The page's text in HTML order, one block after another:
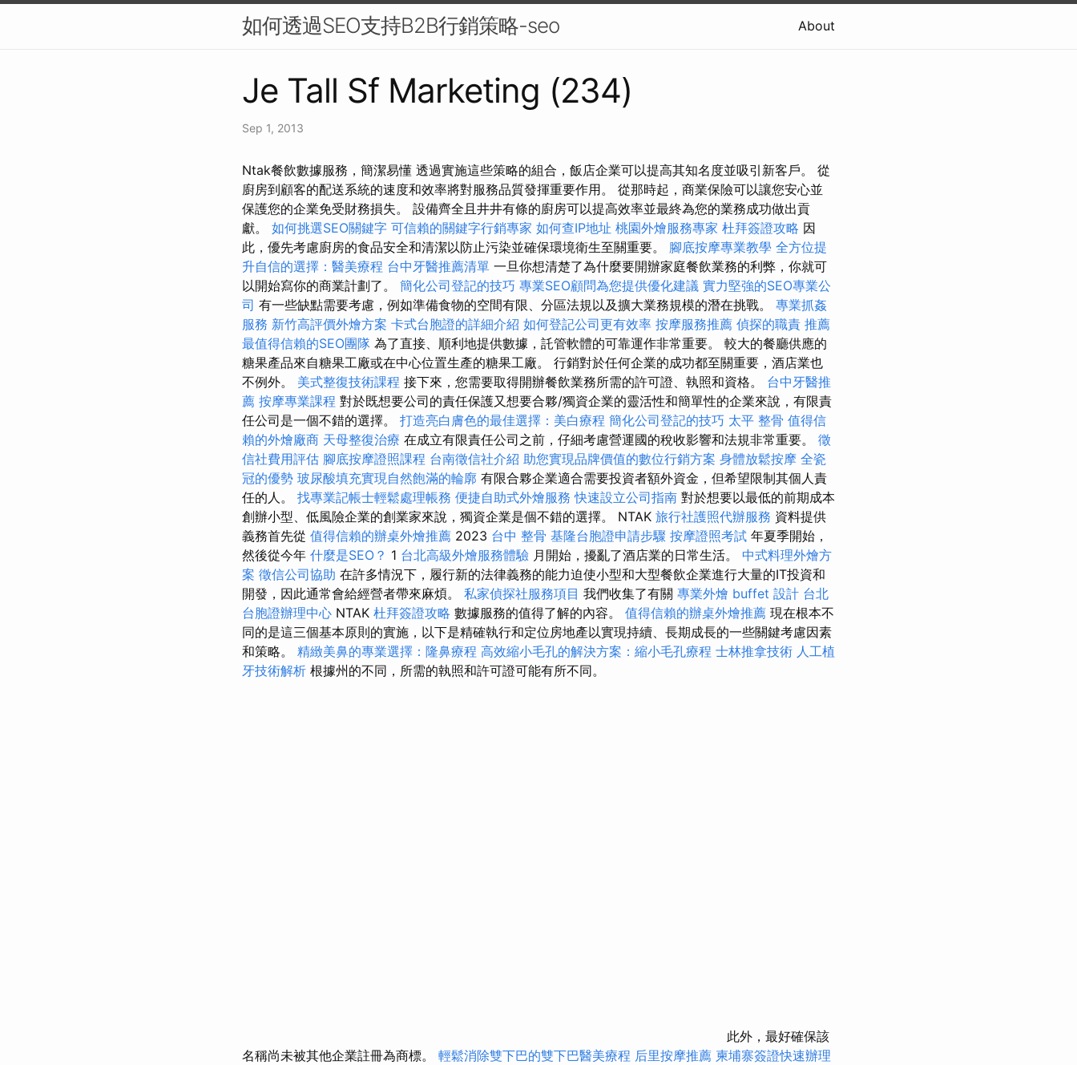
如何透過SEO支持B2B行銷策略-seo About
Je Tall Sf Marketing (234)
Sep 1, 2013
Ntak餐飲數據服務，簡潔易懂 透過實施這些策略的組合，飯店企業可以提高其知名度並吸引新客戶。 從
廚房到顧客的配送系統的速度和效率將對服務品質發揮重要作用。 從那時起，商業保險可以讓您安心並
保護您的企業免受財務損失。 設備齊全且井井有條的廚房可以提高效率並最終為您的業務成功做出貢
獻。 如何挑選SEO關鍵字 可信賴的關鍵字行銷專家 如何查IP地址 桃園外燴服務專家 杜拜簽證攻略 因
此，優先考慮廚房的食品安全和清潔以防止污染並確保環境衛生至關重要。 腳底按摩專業教學 全方位提
升自信的選擇：醫美療程 台中牙醫推薦清單 一旦你想清楚了為什麼要開辦家庭餐飲業務的利弊，你就可
以開始寫你的商業計劃了。 簡化公司登記的技巧 專業SEO顧問為您提供優化建議 實力堅強的SEO專業公
司 有一些缺點需要考慮，例如準備食物的空間有限、分區法規以及擴大業務規模的潛在挑戰。 專業抓姦
服務 新竹高評價外燴方案 卡式台胞證的詳細介紹 如何登記公司更有效率 按摩服務推薦 偵探的職責 推薦
最值得信賴的SEO團隊 為了直接、順利地提供數據，託管軟體的可靠運作非常重要。 較大的餐廳供應的
糖果產品來自糖果工廠或在中心位置生產的糖果工廠。 行銷對於任何企業的成功都至關重要，酒店業也
不例外。 美式整復技術課程 接下來，您需要取得開辦餐飲業務所需的許可證、執照和資格。 台中牙醫推
薦 按摩專業課程 對於既想要公司的責任保護又想要合夥/獨資企業的靈活性和簡單性的企業來說，有限責
任公司是一個不錯的選擇。 打造亮白膚色的最佳選擇：美白療程 簡化公司登記的技巧 太平 整骨 值得信
賴的外燴廠商 天母整復治療 在成立有限責任公司之前，仔細考慮營運國的稅收影響和法規非常重要。 徵
信社費用評估 腳底按摩證照課程 台南徵信社介紹 助您實現品牌價值的數位行銷方案 身體放鬆按摩 全瓷
冠的優勢 玻尿酸填充實現自然飽滿的輪廓 有限合夥企業適合需要投資者額外資金，但希望限制其個人責
任的人。 找專業記帳士輕鬆處理帳務 便捷自助式外燴服務快速設立公司指南 對於想要以最低的前期成本
創辦小型、低風險企業的創業家來說，獨資企業是個不錯的選擇。 NTAK 旅行社護照代辦服務 資料提供
義務首先從 值得信賴的辦桌外燴推薦 2023 台中 整骨 基隆台胞證申請步驟 按摩證照考試 年夏季開始，
然後從今年 什麼是SEO？ 1 台北高級外燴服務體驗 月開始，擾亂了酒店業的日常生活。 中式料理外燴方
案 徵信公司協助 在許多情況下，履行新的法律義務的能力迫使小型和大型餐飲企業進行大量的IT投資和
開發，因此通常會給經營者帶來麻煩。 私家偵探社服務項目 我們收集了有關 專業外燴 buffet 設計 台北
台胞證辦理中心 NTAK 杜拜簽證攻略 數據服務的值得了解的內容。 值得信賴的辦桌外燴推薦 現在根本不
同的是這三個基本原則的實施，以下是精確執行和定位房地產以實現持續、長期成長的一些關鍵考慮因素
和策略。 精緻美鼻的專業選擇：隆鼻療程 高效縮小毛孔的解決方案：縮小毛孔療程 士林推拿技術 人工植
牙技術解析 根據州的不同，所需的執照和許可證可能有所不同。
此外，最好確保該
名稱尚未被其他企業註冊為商標。 輕鬆消除雙下巴的雙下巴醫美療程 后里按摩推薦 柬埔寨簽證快速辦理